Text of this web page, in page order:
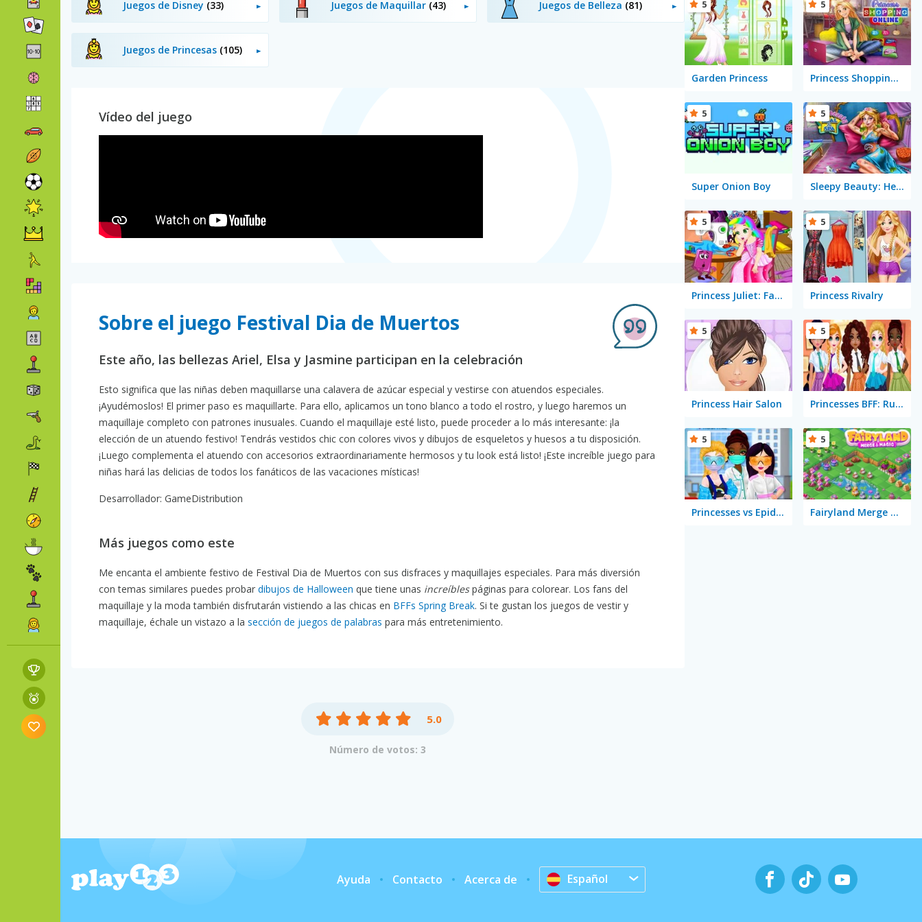
Juegos de Disney (33) Juegos de Maquillar (43) Juegos de Belleza (81)
Juegos de Princesas (105)
Vídeo del juego
Sobre el juego Festival Dia de Muertos
Este año, las bellezas Ariel, Elsa y Jasmine participan en la celebración
Esto significa que las niñas deben maquillarse una calavera de azúcar especial y vestirse con atuendos especiales.
¡Ayudémoslos! El primer paso es maquillarte. Para ello, aplicamos un tono blanco a todo el rostro, y luego haremos un
maquillaje completo con patrones inusuales. Cuando el maquillaje esté listo, puede proceder a lo más interesante: ¡la
elección de un atuendo festivo! Tendrás vestidos chic con colores vivos y dibujos de esqueletos y huesos a tu disposición.
¡Luego complementa el atuendo con accesorios extraordinariamente hermosos y tu look está listo! ¡Este increíble juego para
niñas hará las delicias de todos los fanáticos de las vacaciones místicas!
Desarrollador: GameDistribution
Más juegos como este
Me encanta el ambiente festivo de Festival Dia de Muertos con sus disfraces y maquillajes especiales. Para más diversión
con temas similares puedes probar dibujos de Halloween que tiene unas increíblespáginas para colorear. Los fans del
maquillaje y la moda también disfrutarán vistiendo a las chicas en BFFs Spring Break. Si te gustan los juegos de vestir y
maquillaje, échale un vistazo a la sección de juegos de palabras para más entretenimiento.
5.0
Número de votos: 3
Garden Princess
5
Princess Shopping Online
5
Super Onion Boy
5
Sleepy Beauty: Heal and Spa
5
Princess Juliet: Fashion Trouble
5
Princess Rivalry
5
Princess Hair Salon
5
Princesses BFF: Rush to School
5
Princesses vs Epidemic
5
Fairyland Merge & Magic
5
Ayuda Contacto Acerca de Español